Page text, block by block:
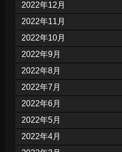
2022年12月
2022年11月
2022年10月
2022年9月
2022年8月
2022年7月
2022年6月
2022年5月
2022年4月